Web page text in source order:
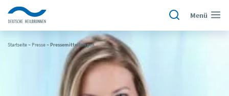
Menü
Startseite~ Presse~Pressemitteilungen